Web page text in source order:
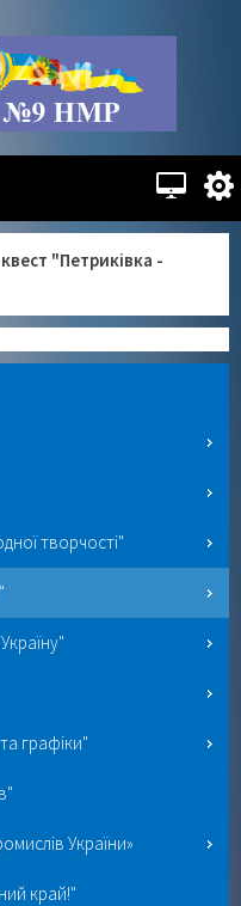
"Петриківка -
творчості"
графіки"
України»
край!"